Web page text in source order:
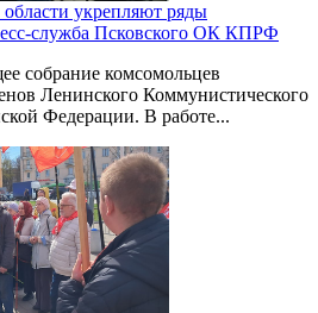
укрепляют ряды
служба Псковского ОК КПРФ
собрание комсомольцев
Ленинского Коммунистического
Федерации. В работе...